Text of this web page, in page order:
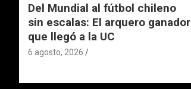
Del Mundial al fútbol chileno
sin escalas: El arquero ganador
que llegó a la UC
6 agosto, 2026